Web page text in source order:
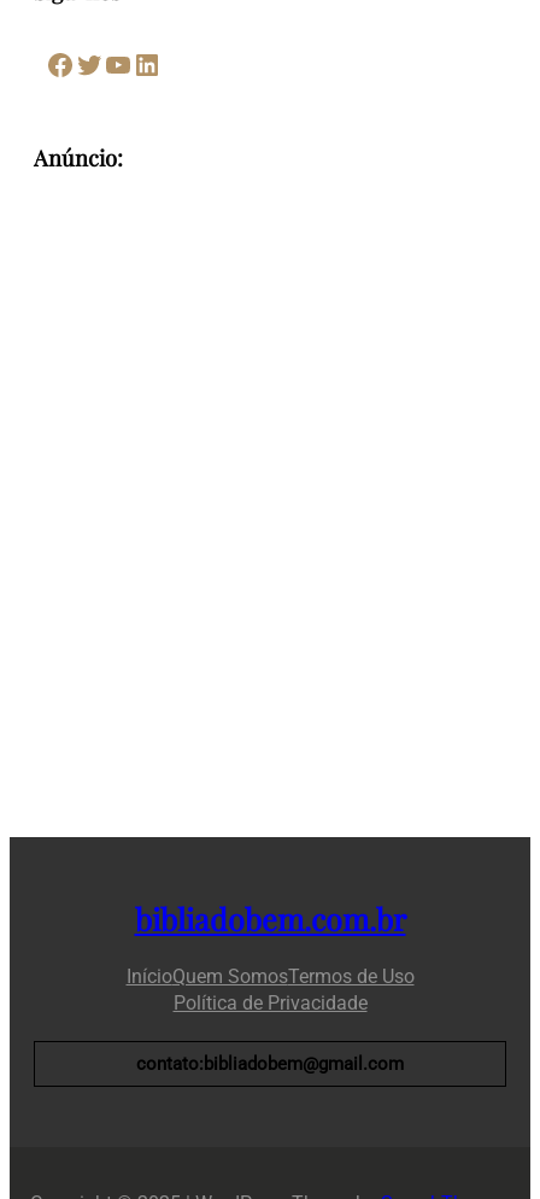
Facebook Twitter Youtube LinkedIn
Anúncio:
bibliadobem.com.br
InícioQuem SomosTermos de Uso
Política de Privacidade
contato:bibliadobem@gmail.com